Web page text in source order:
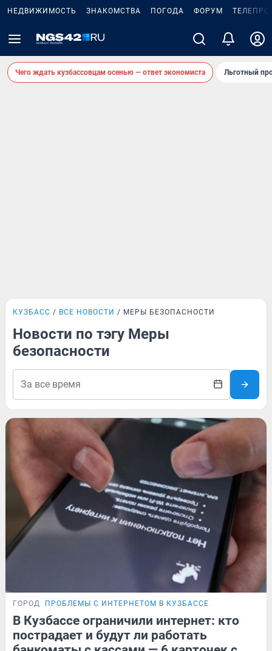
НЕДВИЖИМОСТЬ ЗНАКОМСТВА ПОГОДА ФОРУМ
Чего ждать кузбассовцам осенью — ответ экономиста Льготный
КУЗБАСС ВСЕ НОВОСТИ МЕРЫ БЕЗОПАСНОСТИ
Новости по тэгу Меры
безопасности
ГОРОД ПРОБЛЕМЫ С ИНТЕРНЕТОМ В КУЗБАССЕ
В Кузбассе ограничили интернет: кто
пострадает и будут ли работать